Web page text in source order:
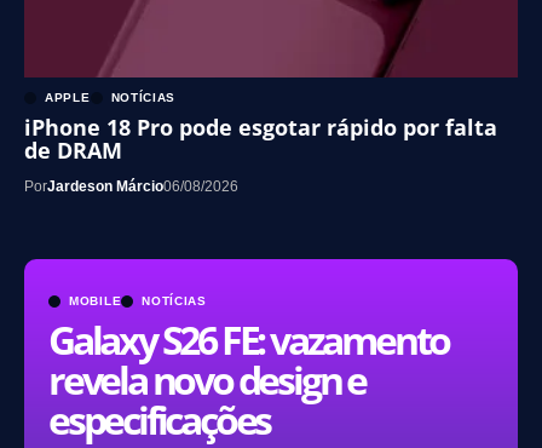
MOBILE NOTÍCIAS
Galaxy S26 FE: vazamento
revela novo design e
especificações
APPLE NOTÍCIAS
iPhone 18 Pro pode esgotar rápido por falta
de DRAM
PorJardeson Márcio06/08/2026